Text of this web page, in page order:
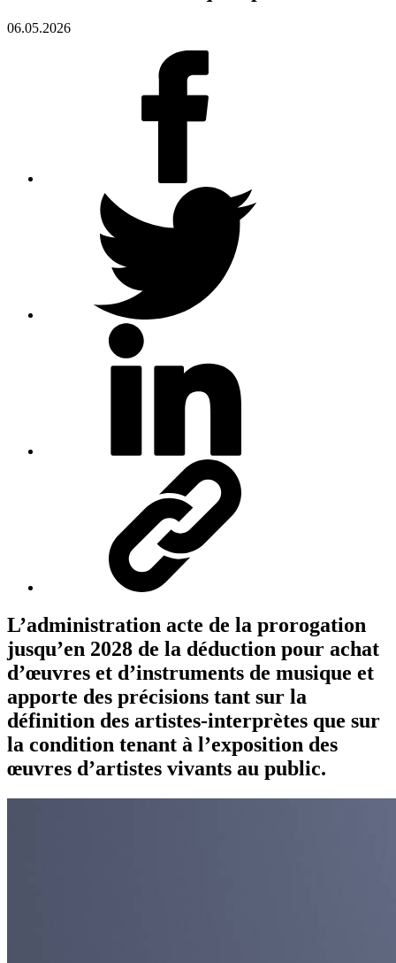
06.05.2026
L’administration acte de la prorogation
jusqu’en 2028 de la déduction pour achat
d’œuvres et d’instruments de musique et
apporte des précisions tant sur la
définition des artistes-interprètes que sur
la condition tenant à l’exposition des
œuvres d’artistes vivants au public.